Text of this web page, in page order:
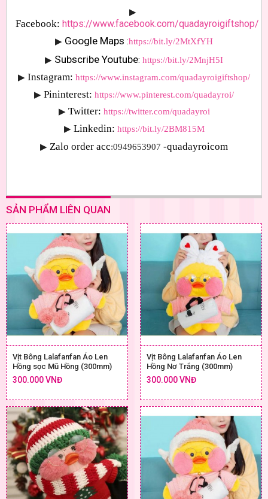
▶
Facebook: https://www.facebook.com/quadayroigiftshop/
▶ Google Maps :https://bit.ly/2MtXfYH
▶ Subscribe Youtube: https://bit.ly/2MnjH5I
▶ Instagram: https://www.instagram.com/quadayroigiftshop/
▶ Pininterest: https://www.pinterest.com/quadayroi/
▶ Twitter: https://twitter.com/quadayroi
▶ Linkedin: https://bit.ly/2BM815M
▶ Zalo order acc:0949653907 -quadayroicom
SẢN PHẨM LIÊN QUAN
Vịt Bông Lalafanfan Áo Len
Hồng sọc Mũ Hồng (300mm)
300.000 VNĐ
Vịt Bông Lalafanfan Áo Len
Hồng Nơ Trắng (300mm)
300.000 VNĐ